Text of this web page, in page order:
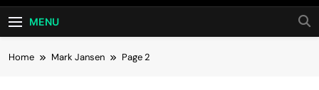
MENU
Home Mark Jansen Page 2